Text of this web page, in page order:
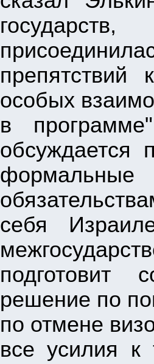
особых
в
обсуждается
себя
подготовит
решение по
по отмене
все усилия к